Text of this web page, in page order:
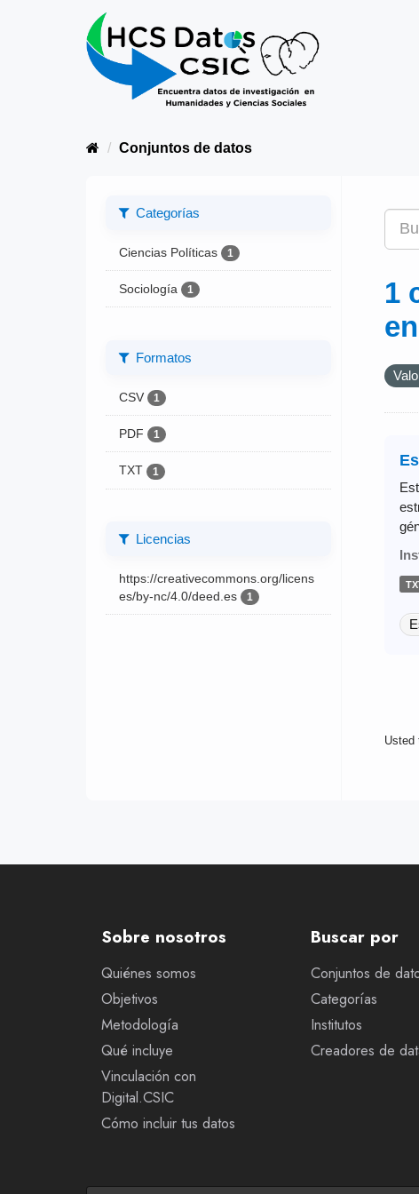
Conjuntos de datos
Categorías
Ciencias Políticas 1
Sociología 1
Formatos
CSV 1
PDF 1
TXT 1
Licencias
https://creativecommons.org/licens
es/by-nc/4.0/deed.es
1
1
Usted
Sobre nosotros
Quiénes somos
Objetivos
Metodología
Qué incluye
Vinculación con
Digital.CSIC
Cómo incluir tus datos
Buscar por
Conjuntos de
Categorías
Institutos
Creadores de